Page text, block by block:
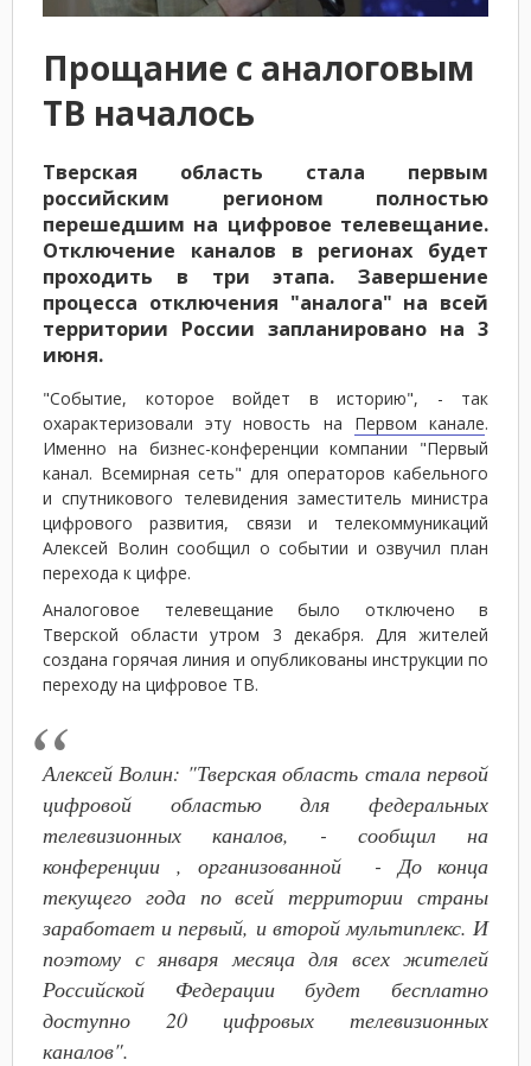
Прощание с аналоговым
ТВ началось
Тверская область стала первым
российским регионом полностью
перешедшим на цифровое телевещание.
Отключение каналов в регионах будет
проходить в три этапа. Завершение
процесса отключения "аналога" на всей
территории России запланировано на 3
июня.
"Событие, которое войдет в историю", - так
охарактеризовали эту новость на Первом канале.
Именно на бизнес-конференции компании "Первый
канал. Всемирная сеть" для операторов кабельного
и спутникового телевидения заместитель министра
цифрового развития, связи и телекоммуникаций
Алексей Волин сообщил о событии и озвучил план
перехода к цифре.
Аналоговое телевещание было отключено в
Тверской области утром 3 декабря. Для жителей
создана горячая линия и опубликованы инструкции по
переходу на цифровое ТВ.
Алексей Волин: "Тверская область стала первой
цифровой областью для федеральных
телевизионных каналов, - сообщил на
конференции , организованной - До конца
текущего года по всей территории страны
заработает и первый, и второй мультиплекс. И
поэтому с января месяца для всех жителей
Российской Федерации будет бесплатно
доступно 20 цифровых телевизионных
каналов".